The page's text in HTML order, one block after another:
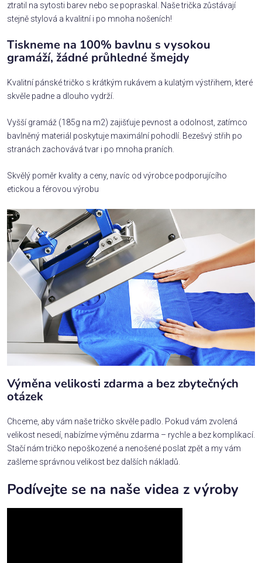
ztratil na sytosti barev nebo se popraskal. Naše trička zůstávají
stejně stylová a kvalitní i po mnoha nošeních!
Tiskneme na 100% bavlnu s vysokou
gramáží, žádné průhledné šmejdy
Kvalitní pánské tričko s krátkým rukávem a kulatým výstřihem, které
skvěle padne a dlouho vydrží.
Vyšší gramáž (185g na m2) zajišťuje pevnost a odolnost, zatímco
bavlněný materiál poskytuje maximální pohodlí. Bezešvý střih po
stranách zachovává tvar i po mnoha praních.
Skvělý poměr kvality a ceny, navíc od výrobce podporujícího
etickou a férovou výrobu
Výměna velikosti zdarma a bez zbytečných
otázek
Chceme, aby vám naše tričko skvěle padlo. Pokud vám zvolená
velikost nesedí, nabízíme výměnu zdarma – rychle a bez komplikací.
Stačí nám tričko nepoškozené a nenošené poslat zpět a my vám
zašleme správnou velikost bez dalších nákladů.
Podívejte se na naše videa z výroby